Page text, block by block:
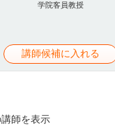
学院客員教授
講師候補に入れる
師を表示